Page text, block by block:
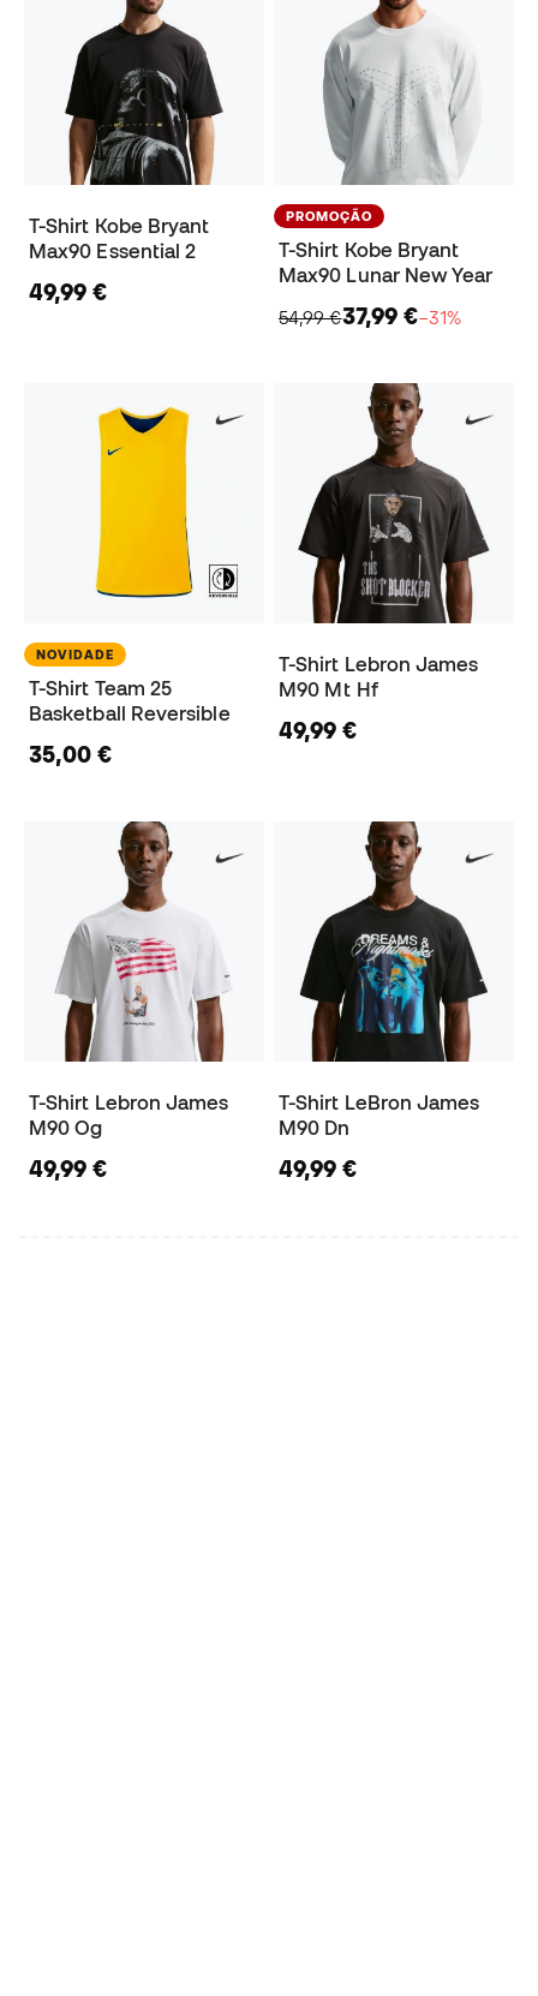
T-Shirt Kobe Bryant
Max90 Essential 2
49,99 €
PROMOÇÃO
T-Shirt Kobe Bryant
Max90 Lunar New Year
54,99 €37,99 €−31%
NOVIDADE
T-Shirt Team 25
Basketball Reversible
35,00 €
T-Shirt Lebron James
M90 Mt Hf
49,99 €
T-Shirt Lebron James
M90 Og
49,99 €
T-Shirt LeBron James
M90 Dn
49,99 €